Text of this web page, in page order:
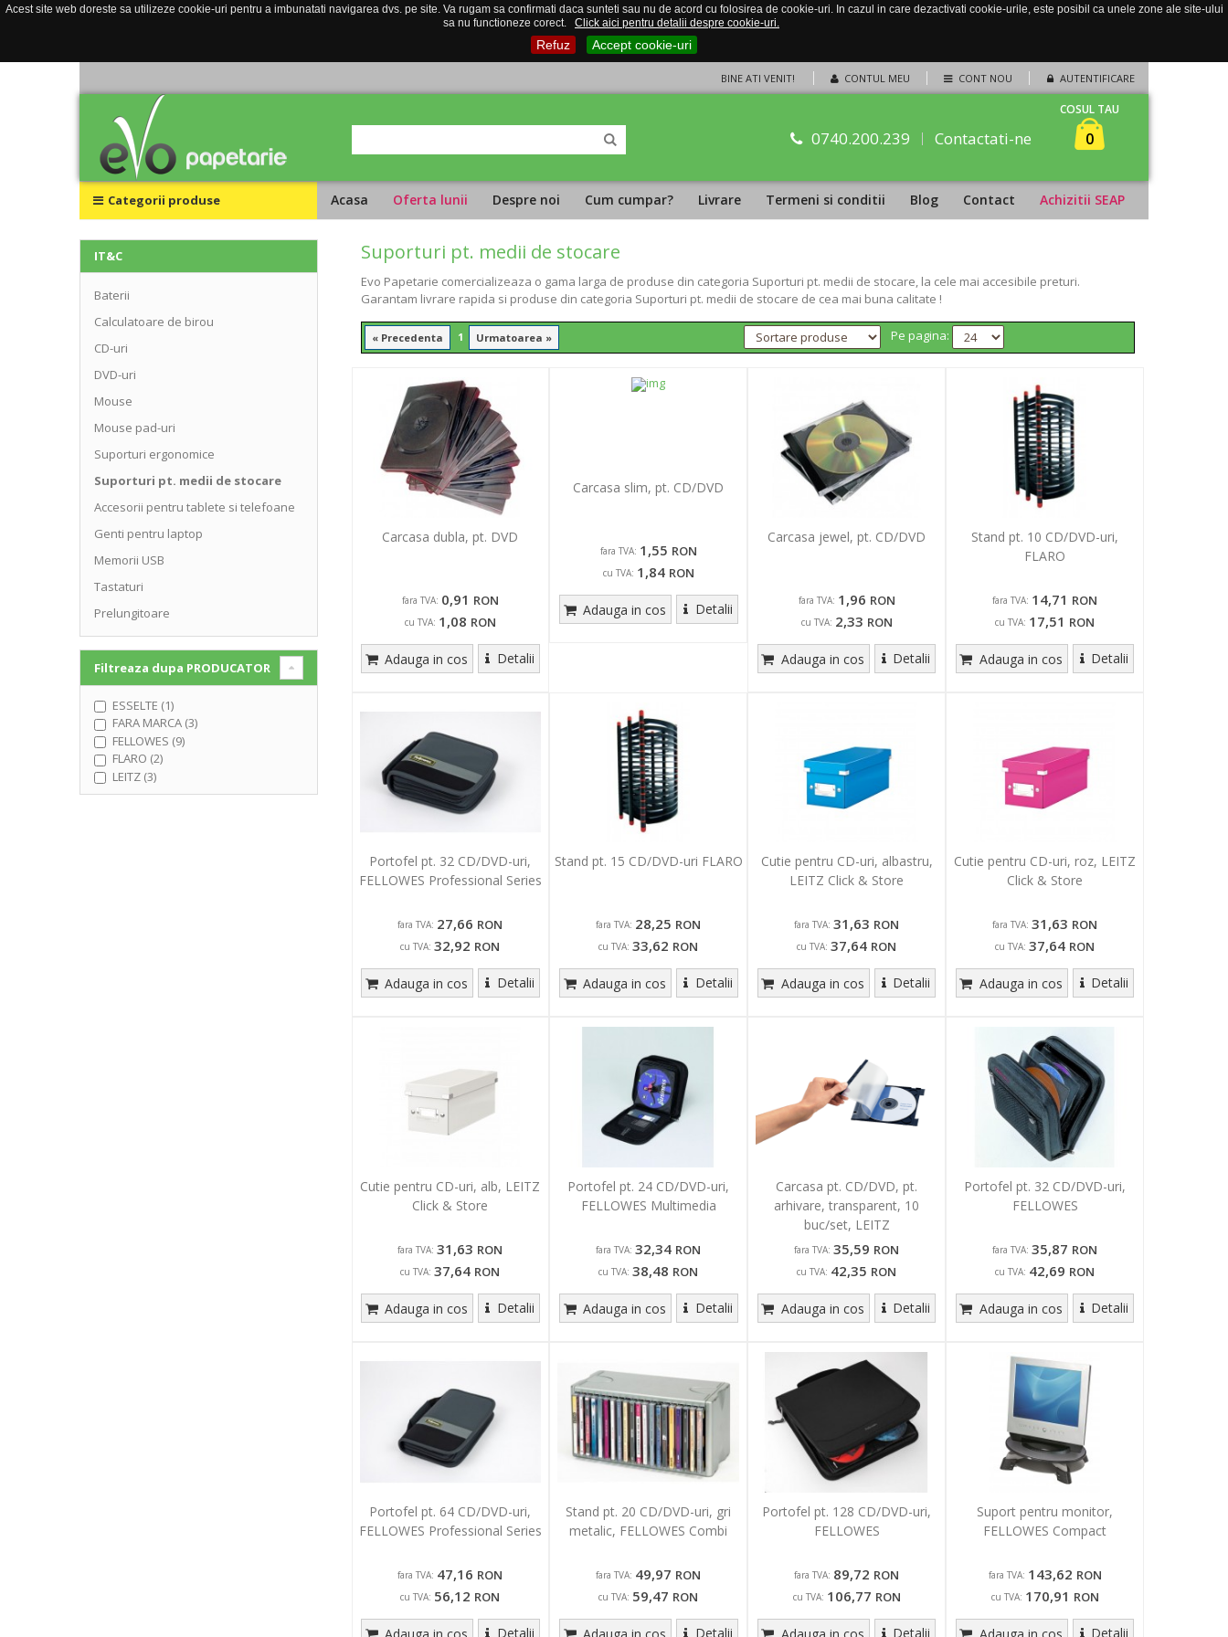
Acest site web doreste sa utilizeze cookie-uri pentru a imbunatati navigarea dvs. pe site. Va rugam sa confirmati daca sunteti sau nu de acord cu folosirea de cookie-uri. In cazul in care dezactivati cookie-urile, este posibil ca unele zone ale site-ului
sa nu functioneze corect.
Click aici pentru detalii despre cookie-uri.
Refuz Accept cookie-uri
CONTUL MEU CONT NOU AUTENTIFICARE
BINE ATI VENIT!
0740.200.239 Contactati-ne
COSUL TAU
0
Categorii produse Acasa Oferta lunii Despre noi Cum cumpar? Livrare Termeni si conditii Blog Contact Achizitii SEAP
Suporturi pt. medii de stocare
Evo Papetarie comercializeaza o gama larga de produse din categoria Suporturi pt. medii de stocare, la cele mai accesibile preturi.
Garantam livrare rapida si produse din categoria Suporturi pt. medii de stocare de cea mai buna calitate !
« Precedenta 1 Urmatoarea » Pe pagina:
Carcasa dubla, pt. DVD
fara TVA: 0,91 RON
cu TVA: 1,08 RON
Adauga in cos Detalii
Carcasa slim, pt. CD/DVD
fara TVA: 1,55 RON
cu TVA: 1,84 RON
Adauga in cos Detalii
Carcasa jewel, pt. CD/DVD
fara TVA: 1,96 RON
cu TVA: 2,33 RON
Adauga in cos Detalii
Stand pt. 10 CD/DVD-uri,
FLARO
fara TVA: 14,71 RON
cu TVA: 17,51 RON
Adauga in cos Detalii
Portofel pt. 32 CD/DVD-uri,
FELLOWES Professional Series
fara TVA: 27,66 RON
cu TVA: 32,92 RON
Adauga in cos Detalii
Stand pt. 15 CD/DVD-uri FLARO
fara TVA: 28,25 RON
cu TVA: 33,62 RON
Adauga in cos Detalii
Cutie pentru CD-uri, albastru,
LEITZ Click & Store
fara TVA: 31,63 RON
cu TVA: 37,64 RON
Adauga in cos Detalii
Cutie pentru CD-uri, roz, LEITZ
Click & Store
fara TVA: 31,63 RON
cu TVA: 37,64 RON
Adauga in cos Detalii
Cutie pentru CD-uri, alb, LEITZ
Click & Store
fara TVA: 31,63 RON
cu TVA: 37,64 RON
Adauga in cos Detalii
Portofel pt. 24 CD/DVD-uri,
FELLOWES Multimedia
fara TVA: 32,34 RON
cu TVA: 38,48 RON
Adauga in cos Detalii
Carcasa pt. CD/DVD, pt.
arhivare, transparent, 10
buc/set, LEITZ
fara TVA: 35,59 RON
cu TVA: 42,35 RON
Adauga in cos Detalii
Portofel pt. 32 CD/DVD-uri,
FELLOWES
fara TVA: 35,87 RON
cu TVA: 42,69 RON
Adauga in cos Detalii
Portofel pt. 64 CD/DVD-uri,
FELLOWES Professional Series
fara TVA: 47,16 RON
cu TVA: 56,12 RON
Adauga in cos Detalii
Stand pt. 20 CD/DVD-uri, gri
metalic, FELLOWES Combi
fara TVA: 49,97 RON
cu TVA: 59,47 RON
Adauga in cos Detalii
Portofel pt. 128 CD/DVD-uri,
FELLOWES
fara TVA: 89,72 RON
cu TVA: 106,77 RON
Adauga in cos Detalii
Suport pentru monitor,
FELLOWES Compact
fara TVA: 143,62 RON
cu TVA: 170,91 RON
Adauga in cos Detalii
IT&C
Baterii
Calculatoare de birou
CD-uri
DVD-uri
Mouse
Mouse pad-uri
Suporturi ergonomice
Suporturi pt. medii de stocare
Accesorii pentru tablete si telefoane
Genti pentru laptop
Memorii USB
Tastaturi
Prelungitoare
Filtreaza dupa PRODUCATOR
ESSELTE (1)
FARA MARCA (3)
FELLOWES (9)
FLARO (2)
LEITZ (3)